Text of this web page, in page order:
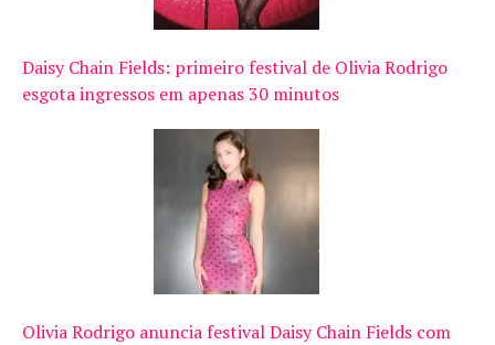
Daisy Chain Fields: primeiro festival de Olivia Rodrigo
esgota ingressos em apenas 30 minutos
Olivia Rodrigo anuncia festival Daisy Chain Fields com